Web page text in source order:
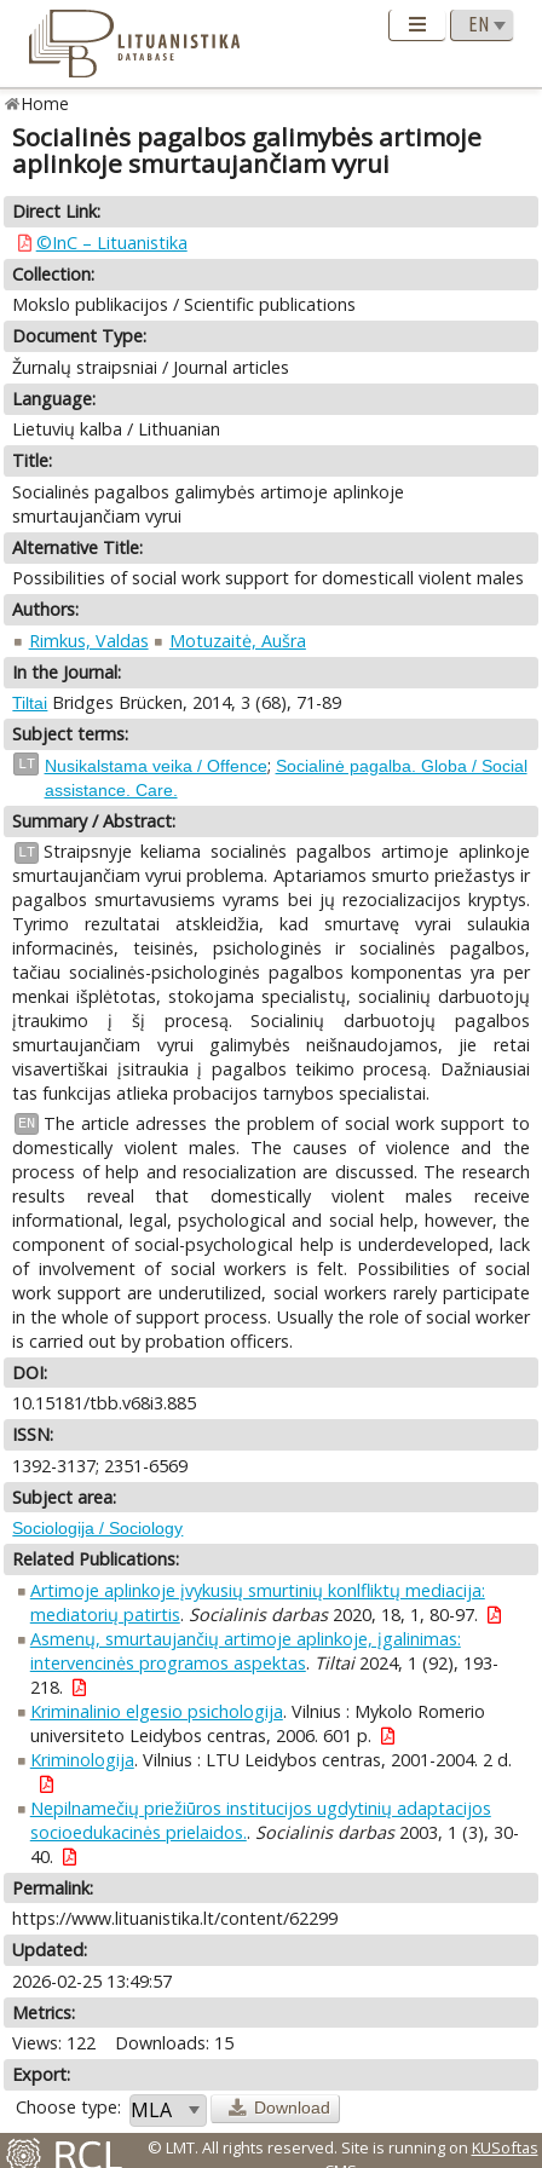
Home
Socialinės pagalbos galimybės artimoje
aplinkoje smurtaujančiam vyrui
Direct Link:
©InC – Lituanistika
Collection:
Mokslo publikacijos / Scientific publications
Document Type:
Žurnalų straipsniai / Journal articles
Language:
Lietuvių kalba / Lithuanian
Title:
Socialinės pagalbos galimybės artimoje aplinkoje
smurtaujančiam vyrui
Alternative Title:
Possibilities of social work support for domesticall violent males
Authors:
Rimkus, Valdas
Motuzaitė, Aušra
In the Journal:
Tiltai Bridges Brücken, 2014, 3 (68), 71-89
Subject terms:
LT Nusikalstama veika / Offence; Socialinė pagalba. Globa / Social
assistance. Care.
Summary / Abstract:
LT Straipsnyje keliama socialinės pagalbos artimoje aplinkoje
smurtaujančiam vyrui problema. Aptariamos smurto priežastys ir
pagalbos smurtavusiems vyrams bei jų rezocializacijos kryptys.
Tyrimo rezultatai atskleidžia, kad smurtavę vyrai sulaukia
informacinės, teisinės, psichologinės ir socialinės pagalbos,
tačiau socialinės-psichologinės pagalbos komponentas yra per
menkai išplėtotas, stokojama specialistų, socialinių darbuotojų
įtraukimo į šį procesą. Socialinių darbuotojų pagalbos
smurtaujančiam vyrui galimybės neišnaudojamos, jie retai
visavertiškai įsitraukia į pagalbos teikimo procesą. Dažniausiai
tas funkcijas atlieka probacijos tarnybos specialistai.
EN
The article adresses the problem of social work support to
domestically violent males. The causes of violence and the
process of help and resocialization are discussed. The research
results reveal that domestically violent males receive
informational, legal, psychological and social help, however, the
component of social-psychological help is underdeveloped, lack
of involvement of social workers is felt. Possibilities of social
work support are underutilized, social workers rarely participate
in the whole of support process. Usually the role of social worker
is carried out by probation officers.
DOI:
10.15181/tbb.v68i3.885
ISSN:
1392-3137; 2351-6569
Subject area:
Sociologija / Sociology
Related Publications:
Artimoje aplinkoje įvykusių smurtinių konlfliktų mediacija:
mediatorių patirtis. Socialinis darbas2020, 18, 1, 80-97.
Asmenų, smurtaujančių artimoje aplinkoje, įgalinimas:
intervencinės programos aspektas. Tiltai2024, 1 (92), 193-
218.
Kriminalinio elgesio psichologija. Vilnius : Mykolo Romerio
universiteto Leidybos centras, 2006. 601 p.
Kriminologija. Vilnius : LTU Leidybos centras, 2001-2004. 2 d.
Nepilnamečių priežiūros institucijos ugdytinių adaptacijos
socioedukacinės prielaidos.. Socialinis darbas2003, 1 (3), 30-
40.
Permalink:
https://www.lituanistika.lt/content/62299
Updated:
2026-02-25 13:49:57
Metrics:
Views: 122
Downloads: 15
Export:
Choose type:
Download
© LMT. All rights reserved. Site is running on KUSoftas